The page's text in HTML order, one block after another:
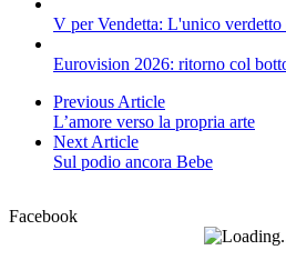
V per Vendetta: L'unico
Eurovision 2026: ritorno col
Previous Article
L’amore verso la propria arte
Next Article
Sul podio ancora Bebe
Facebook